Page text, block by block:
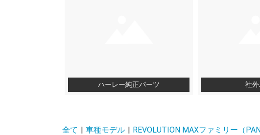
ハーレー純正パーツ 社
全て | 車種モデル | REVOLUTION MAXファミリー（